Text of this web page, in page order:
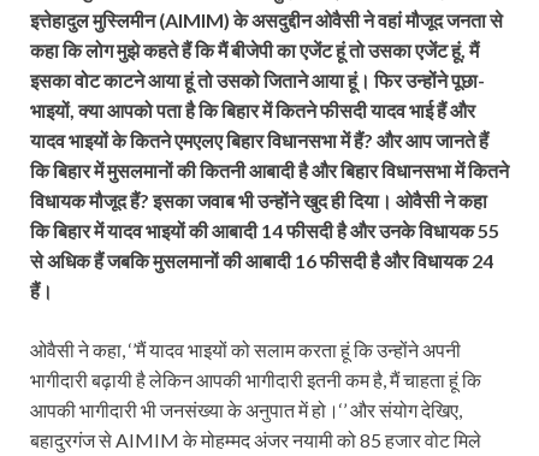
इत्तेहादुल मुस्लिमीन (AIMIM) के असदुद्दीन ओवैसी ने वहां मौजूद जनता से
कहा कि लोग मुझे कहते हैं कि मैं बीजेपी का एजेंट हूं तो उसका एजेंट हूं, मैं
इसका वोट काटने आया हूं तो उसको जिताने आया हूं। फिर उन्‍होंने पूछा-
भाइयों, क्या आपको पता है कि बिहार में कितने फीसदी यादव भाई हैं और
यादव भाइयों के कितने एमएलए बिहार विधानसभा में हैं? और आप जानते हैं
कि बिहार में मुसलमानों की कितनी आबादी है और बिहार विधानसभा में कितने
विधायक मौजूद हैं? इसका जवाब भी उन्‍होंने खुद ही दिया। ओवैसी ने कहा
कि बिहार में यादव भाइयों की आबादी 14 फीसदी है और उनके विधायक 55
से अधिक हैं जबकि मुसलमानों की आबादी 16 फीसदी है और विधायक 24
हैं।
ओवैसी ने कहा, ‘’मैं यादव भाइयों को सलाम करता हूं कि उन्होंने अपनी
भागीदारी बढ़ायी है लेकिन आपकी भागीदारी इतनी कम है, मैं चाहता हूं कि
आपकी भागीदारी भी जनसंख्या के अनुपात में हो।‘’ और संयोग देखिए,
बहादुरगंज से AIMIM के मोहम्मद अंजर नयामी को 85 हजार वोट मिले